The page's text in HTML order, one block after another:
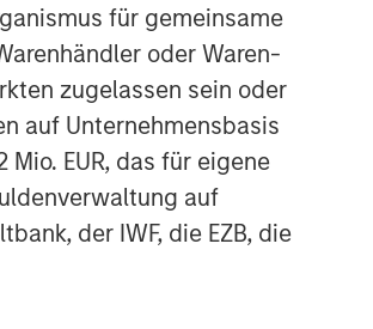
für gemeinsame
oder Waren-
zugelassen sein oder
auf Unternehmensbasis
EUR, das für eigene
auf
der IWF, die EZB, die